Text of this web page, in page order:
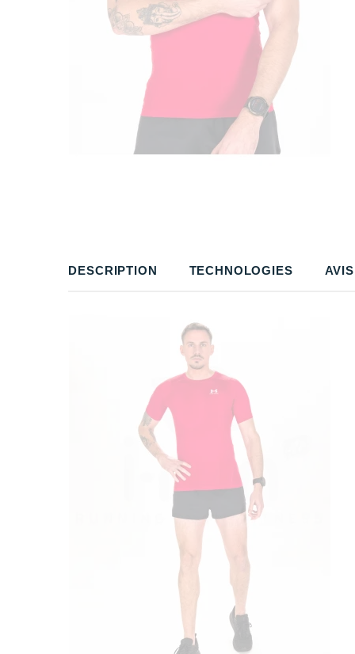
DESCRIPTION TECHNOLOGIES AVIS